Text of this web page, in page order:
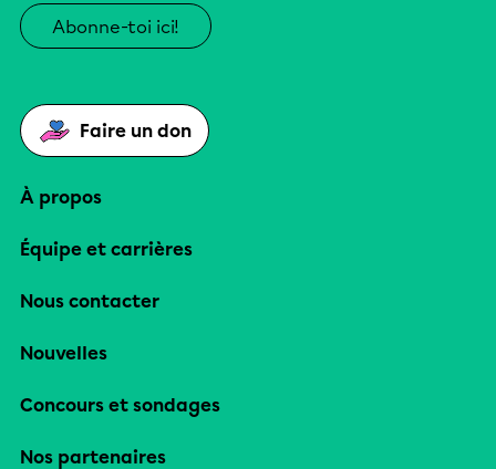
Abonne-toi ici!
Faire un don
À propos
Équipe et carrières
Nous contacter
Nouvelles
Concours et sondages
Nos partenaires